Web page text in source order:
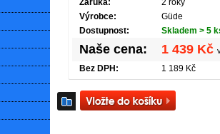
Záruka:
2 roky
Výrobce:
Güde
Dostupnost:
Skladem > 5
Naše cena: 1 439 Kč
Bez DPH: 1 189 Kč